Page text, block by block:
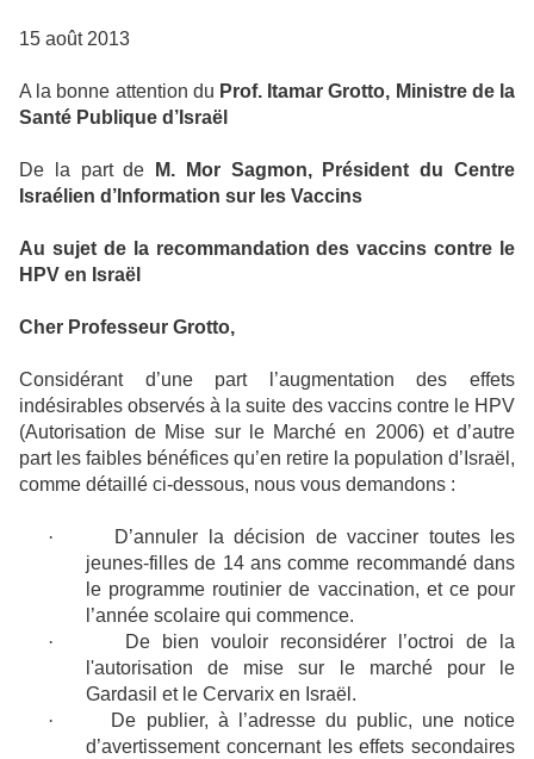
15 août 2013
A la bonne attention du Prof. Itamar Grotto, Ministre de la
Santé Publique d’Israël
De la part de M. Mor Sagmon,
Président du Centre
Israélien d’Information sur les Vaccins
Au sujet de la recommandation des vaccins contre le
HPV en Israël
Cher Professeur Grotto,
Considérant d’une part l’augmentation des effets
indésirables observés à la suite des vaccins contre le HPV
(Autorisation de Mise sur le Marché en 2006) et d’autre
part les faibles bénéfices qu’en retire la population d’Israël,
comme détaillé ci-dessous, nous vous demandons :
·
D’annuler la décision de vacciner toutes les
jeunes-filles de 14 ans comme recommandé dans
le programme routinier de vaccination, et ce pour
l’année scolaire qui commence.
·
De bien vouloir reconsidérer l’octroi de la
l'autorisation de mise sur le marché pour le
Gardasil et le Cervarix en Israël.
·
De publier, à l’adresse du public, une notice
d’avertissement concernant les effets secondaires